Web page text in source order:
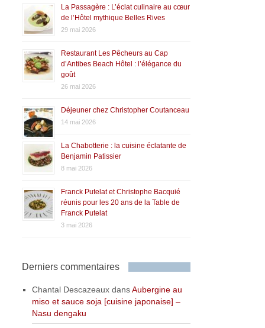
La Passagère : L’éclat culinaire au cœur
de l’Hôtel mythique Belles Rives
29 mai 2026
Restaurant Les Pêcheurs au Cap
d’Antibes Beach Hôtel : l’élégance du
goût
26 mai 2026
Déjeuner chez Christopher Coutanceau
14 mai 2026
La Chabotterie : la cuisine éclatante de
Benjamin Patissier
8 mai 2026
Franck Putelat et Christophe Bacquié
réunis pour les 20 ans de la Table de
Franck Putelat
3 mai 2026
Derniers commentaires
Chantal Descazeaux dansAubergine au
miso et sauce soja [cuisine japonaise] –
Nasu dengaku